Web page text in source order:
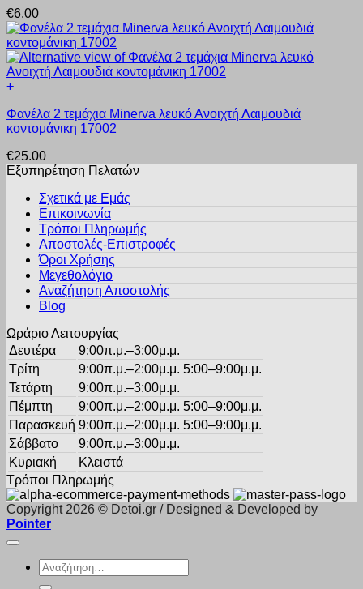
επιλεγούν
στη
σελίδα
του
προϊόντος
έχει
πολλαπλές
παραλλαγές.
Οι
επιλογές
μπορούν
επιλεγούν
στη
του
προϊόντος
€6.00
+
το
προϊόν
πολλαπλές
παραλλαγές.
επιλογές
μπορούν
επιλεγούν
σελίδα
προϊόντος
Φανέλα 2 τεμάχια Minerva λευκό Ανοιχτή Λαιμουδιά
κοντομάνικη 17002
€25.00
Εξυπηρέτηση Πελατών
Σχετικά με Εμάς
Επικοινωνία
Τρόποι Πληρωμής
Αποστολές-Επιστροφές
Όροι Χρήσης
Μεγεθολόγιο
Αναζήτηση Αποστολής
Blog
Ωράριο Λειτουργίας
Δευτέρα
9:00π.μ.–3:00μ.μ.
Τρίτη
9:00π.μ.–2:00μ.μ. 5:00–9:00μ.μ.
Τετάρτη
9:00π.μ.–3:00μ.μ.
Πέμπτη
9:00π.μ.–2:00μ.μ. 5:00–9:00μ.μ.
Παρασκευή 9:00π.μ.–2:00μ.μ. 5:00–9:00μ.μ.
Σάββατο
9:00π.μ.–3:00μ.μ.
Κυριακή
Κλειστά
Τρόποι Πληρωμής
Copyright 2026 © Detoi.gr / Designed & Developed by
Pointer
Αναζήτηση
για: